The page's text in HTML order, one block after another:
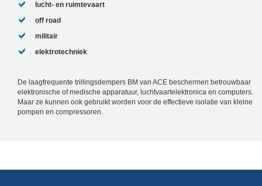
lucht- en ruimtevaart
off road
militair
elektrotechniek
De laagfrequente trillingsdempers BM van ACE beschermen betrouwbaar
elektronische of medische apparatuur, luchtvaartelektronica en computers.
Maar ze kunnen ook gebruikt worden voor de effectieve isolatie van kleine
pompen en compressoren.